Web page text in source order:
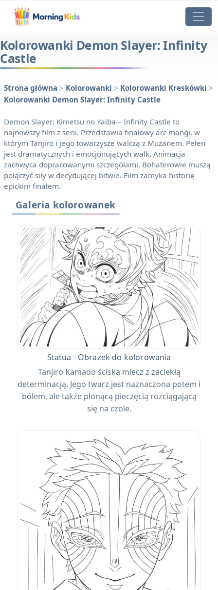
Kolorowanki Demon Slayer: Infinity
Castle
Strona główna > Kolorowanki > Kolorowanki Kreskówki >
Kolorowanki Demon Slayer: Infinity Castle
Demon Slayer: Kimetsu no Yaiba – Infinity Castle to
najnowszy film z serii. Przedstawia finałowy arc mangi, w
którym Tanjiro i jego towarzysze walczą z Muzanem. Pełen
jest dramatycznych i emocjonujących walk. Animacja
zachwyca dopracowanymi szczegółami. Bohaterowie muszą
połączyć siły w decydującej bitwie. Film zamyka historię
epickim finałem.
Galeria kolorowanek
Statua - Obrazek do kolorowania
Tanjiro Kamado ściska miecz z zaciekłą
determinacją. Jego twarz jest naznaczona potem i
bólem, ale także płonącą pieczęcią rozciągającą
się na czole.